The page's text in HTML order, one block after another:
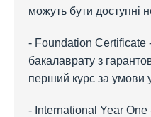
можуть бути доступні
- Foundation Certificate
бакалаврату з
перший курс за умови
- International Year One